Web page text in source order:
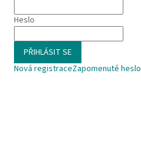
Heslo
PŘIHLÁSIT SE
Nová registraceZapomenuté heslo